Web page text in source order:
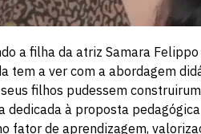
a filha da atriz Samara
tem a ver com a abordagem
filhos pudessem
dedicada à proposta
fator de aprendizagem,